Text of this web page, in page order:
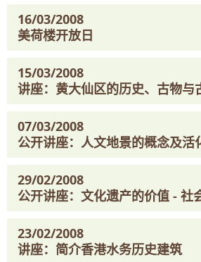
16/03/2008
美荷楼开放日
15/03/2008
讲座：黄大仙区的历史、古物与
07/03/2008
公开讲座：人文地景的概念及活
29/02/2008
公开讲座：文化遗产的价值 - 社
23/02/2008
讲座：简介香港水务历史建筑